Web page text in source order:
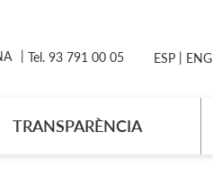
TRANSPARÈNCIA
Tel. 93 791 00 05 ESP | ENG